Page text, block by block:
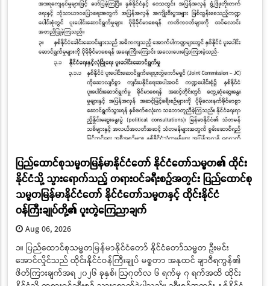
ပြည်ထောင်စုသမ္မတမြန်မာနိုင်ငံတော် နိုင်ငံတော်သမ္မတ၏ ထိုင်း
နိုင်ငံသို့ သွားရောက်သည့် တရားဝင်ခရီးစဉ်အတွင်း ပြည်ထောင်စု
သမ္မတမြန်မာနိုင်ငံတော် နိုင်ငံတော်သမ္မတနှင့် ထိုင်းနိုင်ငံ
ဝန်ကြီးချုပ်တို့၏ ပူးတွဲကြေညာချက်
Aug 06, 2026
၁။ ပြည်ထောင်စုသမ္မတမြန်မာနိုင်ငံတော် နိုင်ငံတော်သမ္မတ ဦးမင်း
အောင်လှိုင်သည် ထိုင်းနိုင်ငံဝန်ကြီးချုပ် မစ္စတာ အနုထင် ချာဝီရကွန်၏
ဖိတ်ကြားချက်အရ ၂၀၂၆ ခုနှစ်၊ ဩဂုတ်လ ၆ ရက်မှ ၇ ရက်အထိ ထိုင်း